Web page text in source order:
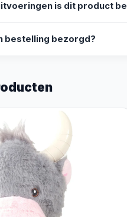
is dit product
bestelling bezorgd?